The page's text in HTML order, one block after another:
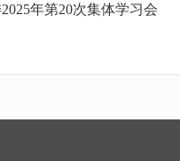
年第20次集体学习会